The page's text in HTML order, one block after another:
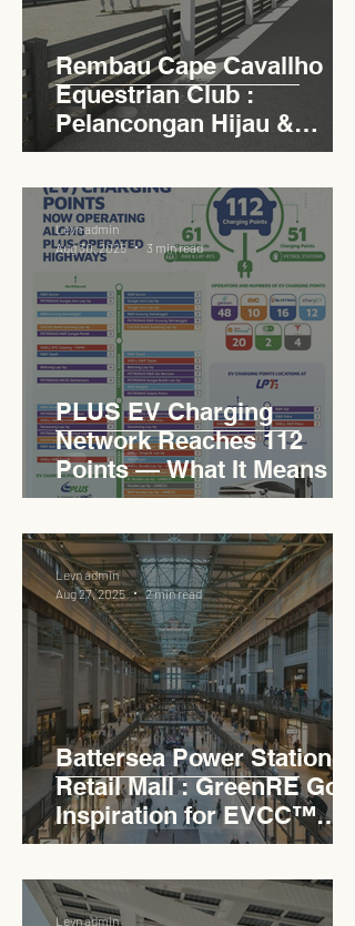
Rembau Cape Cavallho
Equestrian Club :
Pelancongan Hijau &
Sukan Bertaraf
Antarabangsa
PLUS EV Charging
Network Reaches 112
Points — What It Means for
EVCC™ Pedas RSA on the
PLUS Expressway
Levn admin
Aug 30, 2025
3 min read
Battersea Power Station
Retail Mall : GreenRE Gold
Inspiration for EVCC™
Pedas RSA
Levn admin
Aug 27, 2025
2 min read
Levn admin